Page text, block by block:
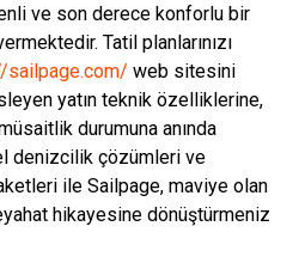
ve son derece konforlu bir
Tatil planlarınızı
sailpage.com/ web sitesini
yatın teknik özelliklerine,
durumuna anında
denizcilik çözümleri ve
ile Sailpage, maviye olan
hikayesine dönüştürmeniz